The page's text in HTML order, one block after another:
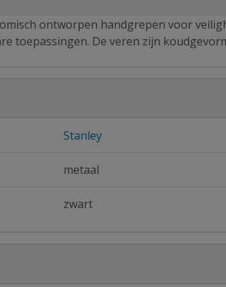
ontworpen handgrepen voor
toepassingen. De veren zijn
Stanley
metaal
zwart